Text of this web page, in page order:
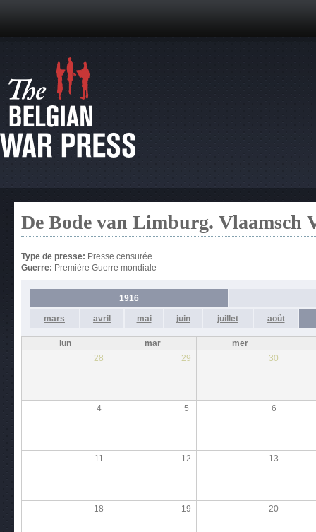
De Bode van Limburg. Vlaamsch
Type de presse: Presse censurée
Guerre: Première Guerre mondiale
1916
mars avril mai juin juillet août
lun mar
mer
28
29 30
4 5 6
11 12 13
18 19 20